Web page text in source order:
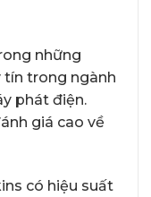
những
tín trong ngành
phát điện.
giá cao về
có hiệu suất